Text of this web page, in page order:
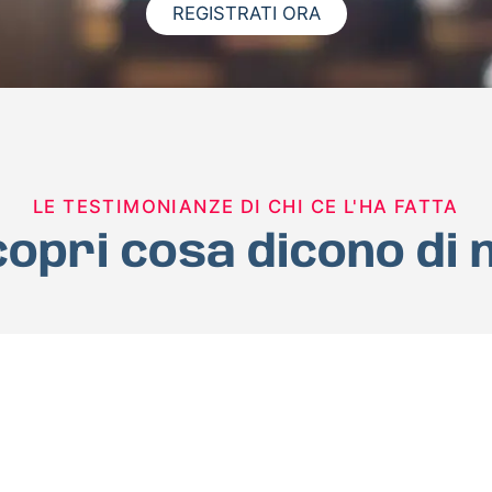
REGISTRATI ORA
LE TESTIMONIANZE DI CHI CE L'HA FATTA
cosa dicono di